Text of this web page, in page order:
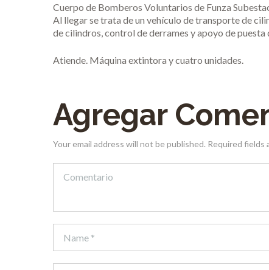
Cuerpo de Bomberos Voluntarios de Funza
Al llegar se trata de un vehículo de transporte de
de cilindros, control de derrames y apoyo de
Atiende. Máquina extintora y cuatro unidades.
Agregar
Your email address will not be published. Required fields